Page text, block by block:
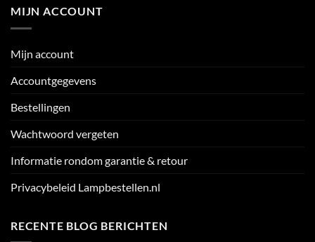
MIJN ACCOUNT
Mijn account
Accountgegevens
Bestellingen
Wachtwoord vergeten
Informatie rondom garantie & retour
Privacybeleid Lampbestellen.nl
RECENTE BLOG BERICHTEN